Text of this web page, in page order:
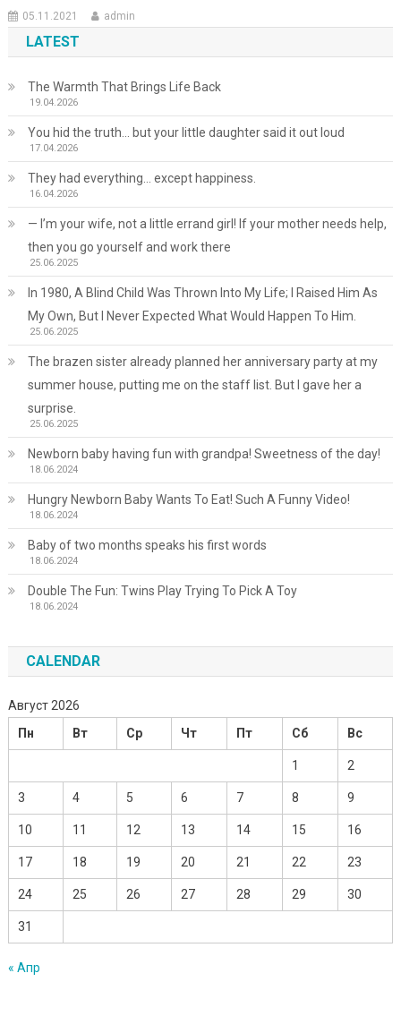
05.11.2021 admin
LATEST
The Warmth That Brings Life Back
19.04.2026
You hid the truth… but your little daughter said it out loud
17.04.2026
They had everything… except happiness.
16.04.2026
— I’m your wife, not a little errand girl! If your mother needs help,
then you go yourself and work there
25.06.2025
In 1980, A Blind Child Was Thrown Into My Life; I Raised Him As
My Own, But I Never Expected What Would Happen To Him.
25.06.2025
The brazen sister already planned her anniversary party at my
summer house, putting me on the staff list. But I gave her a
surprise.
25.06.2025
Newborn baby having fun with grandpa! Sweetness of the day!
18.06.2024
Hungry Newborn Baby Wants To Eat! Such A Funny Video!
18.06.2024
Baby of two months speaks his first words
18.06.2024
Double The Fun: Twins Play Trying To Pick A Toy
18.06.2024
CALENDAR
Август 2026
Пн
Вт Ср Чт Пт Сб Вс
1 2
3 4 5 6 7 8 9
10 11 12 13 14 15 16
17 18 19 20 21 22 23
24 25 26 27 28 29 30
31
« Апр